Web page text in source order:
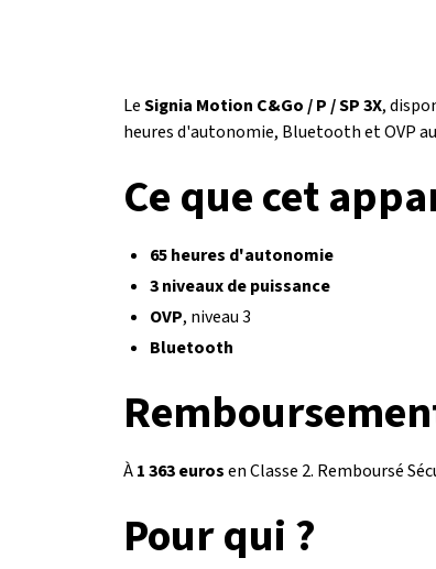
LeSignia Motion C&Go / P / SP 3X,
heures d'autonomie, Bluetooth et OVP
Ce que cet
65 heures d'autonomie
3 niveaux de puissance
OVP, niveau 3
Bluetooth
À1 363 eurosen Classe 2. Remboursé
Pour qui ?